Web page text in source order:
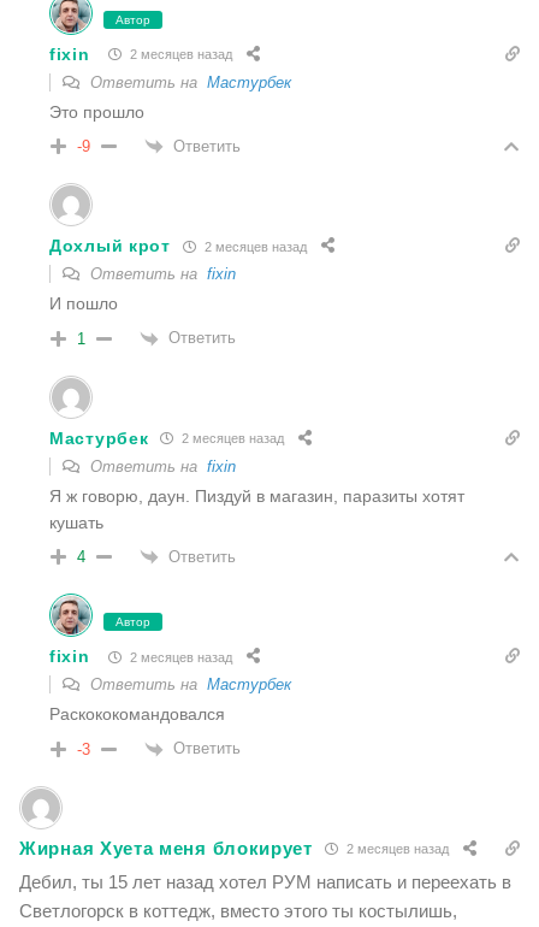
Автор
fixin 2 месяцев назад
Ответить на Мастурбек
Это прошло
-9 Ответить
Дохлый крот 2 месяцев назад
Ответить на fixin
И пошло
1 Ответить
Мастурбек 2 месяцев назад
Ответить на fixin
Я ж говорю, даун. Пиздуй в магазин, паразиты хотят
кушать
4 Ответить
Автор
fixin 2 месяцев назад
Ответить на Мастурбек
Раскококомандовался
-3 Ответить
Жирная Хуета меня блокирует 2 месяцев назад
Дебил, ты 15 лет назад хотел РУМ написать и переехать в
Светлогорск в коттедж, вместо этого ты костылишь,